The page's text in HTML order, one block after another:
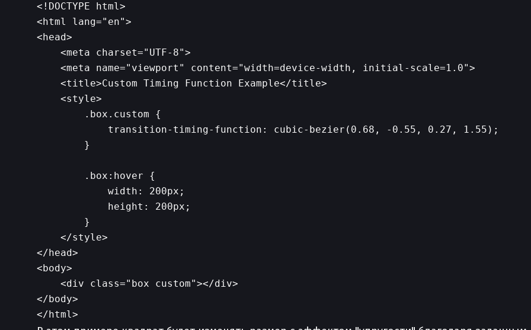
<!DOCTYPE html>
<html lang="en">
<head>
    <meta charset="UTF-8">
    <meta name="viewport" content="width=device-width, initial-scale=1.0">
    <title>Custom Timing Function Example</title>
    <style>
        .box.custom {
            transition-timing-function: cubic-bezier(0.68, -0.55, 0.27, 1.55);
        }
        .box:hover {
            width: 200px;
            height: 200px;
        }
    </style>
</head>
<body>
    <div class="box custom"></div>
</body>